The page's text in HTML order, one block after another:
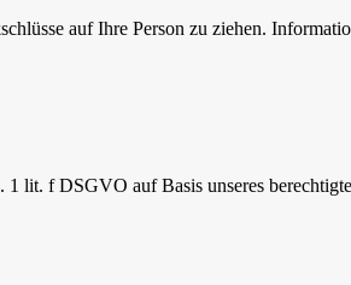
auf Ihre Person zu ziehen.
lit. f DSGVO auf Basis unseres